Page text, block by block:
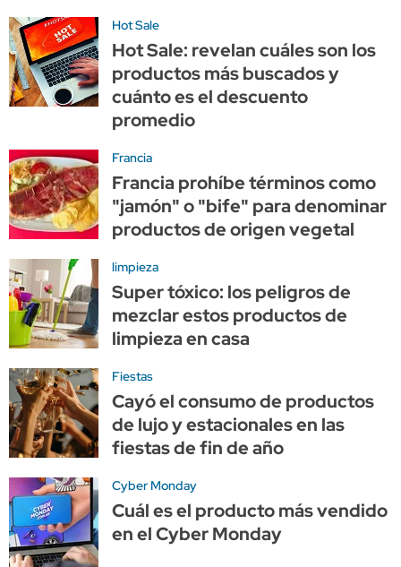
Hot Sale
Hot Sale: revelan cuáles son los
productos más buscados y
cuánto es el descuento
promedio
Francia
Francia prohíbe términos como
"jamón" o "bife" para denominar
productos de origen vegetal
limpieza
Super tóxico: los peligros de
mezclar estos productos de
limpieza en casa
Fiestas
Cayó el consumo de productos
de lujo y estacionales en las
fiestas de fin de año
Cyber Monday
Cuál es el producto más vendido
en el Cyber Monday